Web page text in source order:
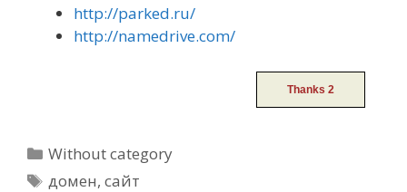
http://parked.ru/
http://namedrive.com/
Categories
Without category
Tags
домен,сайт